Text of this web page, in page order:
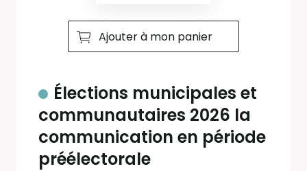
Ajouter à mon panier
Élections municipales et
communautaires 2026 la
communication en période
préélectorale